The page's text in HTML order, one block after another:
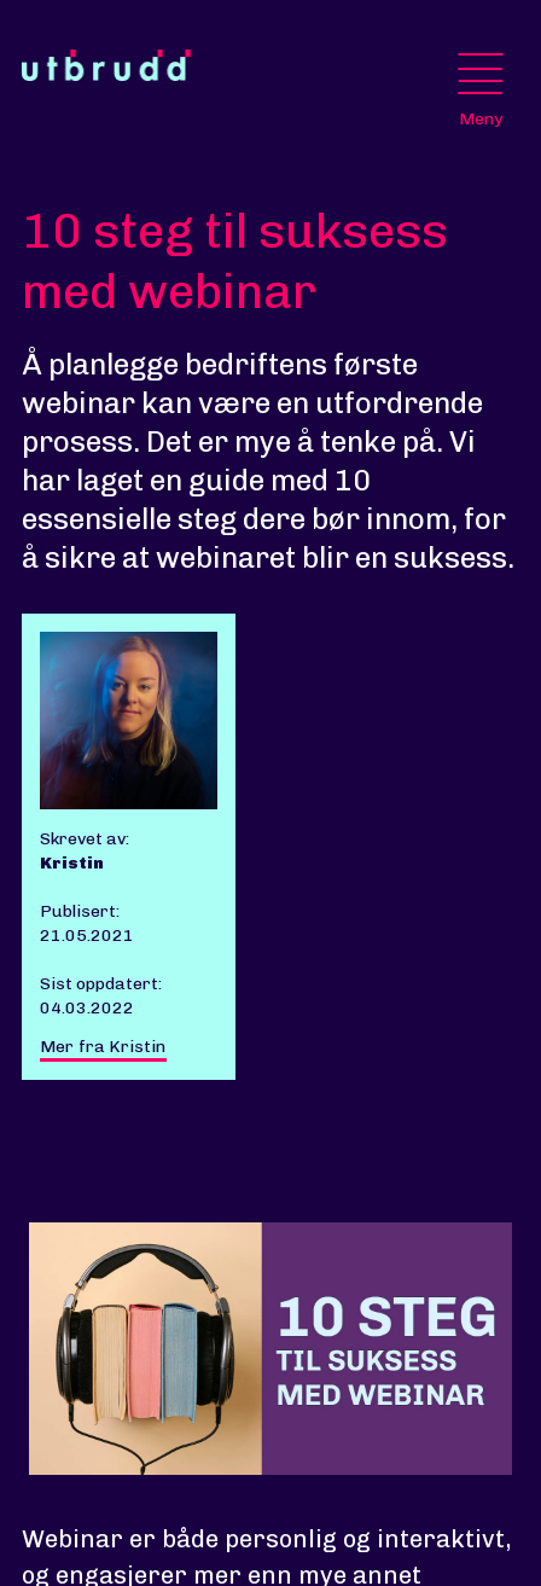
Meny
10 steg til suksess
med webinar
Å planlegge bedriftens første
webinar kan være en utfordrende
prosess. Det er mye å tenke på. Vi
har laget en guide med 10
essensielle steg dere bør innom, for
å sikre at webinaret blir en suksess.
Skrevet av:
Kristin
Publisert:
21.05.2021
Sist oppdatert:
04.03.2022
Mer fra Kristin
Webinar er både personlig og interaktivt,
og engasjerer mer enn mye annet